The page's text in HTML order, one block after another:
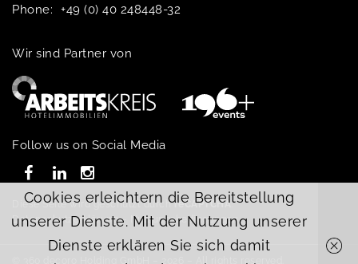
Phone:
+49 (0) 40 248448-32
Wir sind Partner von
Follow us on Social Media
Diese Seite wird geschützt durchreCAPTCHA:
Datenschutzerklärung– Nutzungsbedingungen
© 360 decoro Holding GmbH – 2026 – All rights reserved.
Cookies erleichtern die Bereitstellung
unserer Dienste. Mit der Nutzung unserer
Dienste erklären Sie sich damit